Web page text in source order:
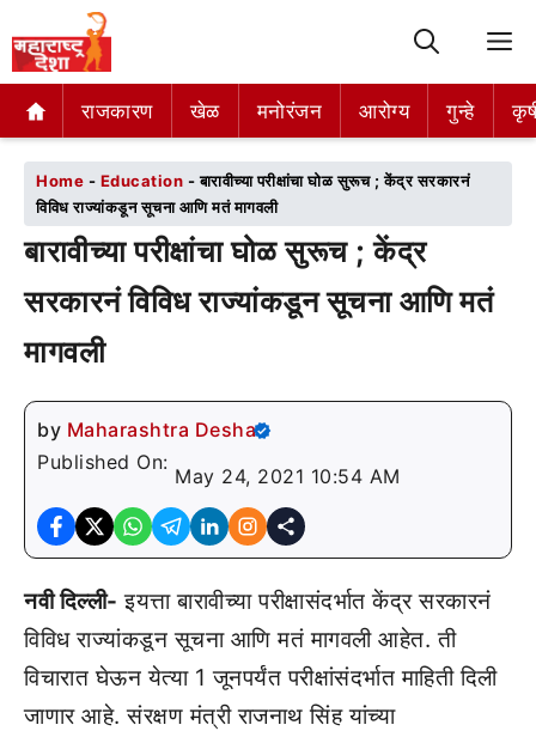
राजकारण खेळ मनोरंजन आरोग्य गुन्हे
राजकारण खेळ मनोरंजन आरोग्य गुन्हे
Home - Education -बारावीच्या परीक्षांचा घोळ सुरूच ; केंद्र सरकारनं
विविध राज्यांकडून सूचना आणि मतं मागवली
बारावीच्या परीक्षांचा घोळ सुरूच ; केंद्र
सरकारनं विविध राज्यांकडून सूचना आणि मतं
मागवली
by Maharashtra Desha
Published On:
May 24, 2021 10:54 AM
नवी दिल्ली- इयत्ता बारावीच्या परीक्षासंदर्भात केंद्र सरकारनं
विविध राज्यांकडून सूचना आणि मतं मागवली आहेत. ती
विचारात घेऊन येत्या 1 जूनपर्यंत परीक्षांसंदर्भात माहिती दिली
जाणार आहे. संरक्षण मंत्री राजनाथ सिंह यांच्या